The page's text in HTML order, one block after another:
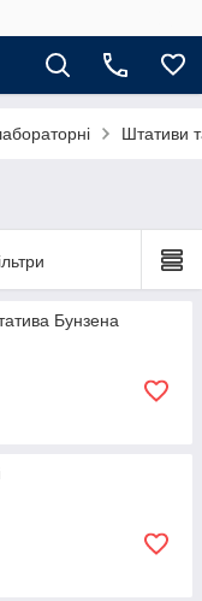
Штативи
Бунзена